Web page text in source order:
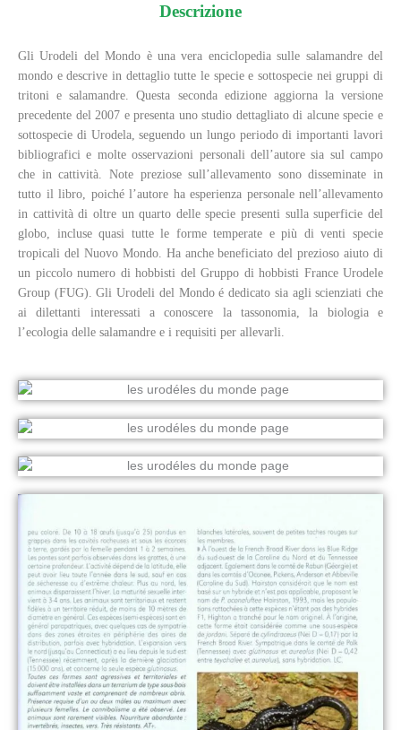
Descrizione
Gli Urodeli del Mondo è una vera enciclopedia sulle salamandre del
mondo e descrive in dettaglio tutte le specie e sottospecie nei gruppi di
tritoni e salamandre. Questa seconda edizione aggiorna la versione
precedente del 2007 e presenta uno studio dettagliato di alcune specie e
sottospecie di Urodela, seguendo un lungo periodo di importanti lavori
bibliografici e molte osservazioni personali dell’autore sia sul campo
che in cattività. Note preziose sull’allevamento sono disseminate in
tutto il libro, poiché l’autore ha esperienza personale nell’allevamento
in cattività di oltre un quarto delle specie presenti sulla superficie del
globo, incluse quasi tutte le forme temperate e più di venti specie
tropicali del Nuovo Mondo. Ha anche beneficiato del prezioso aiuto di
un piccolo numero di hobbisti del Gruppo di hobbisti France Urodele
Group (FUG). Gli Urodeli del Mondo é dedicato sia agli scienziati che
ai dilettanti interessati a conoscere la tassonomia, la biologia e
l’ecologia delle salamandre e i requisiti per allevarli.